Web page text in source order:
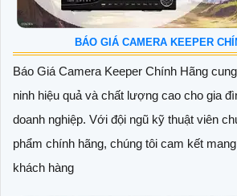
BÁO GIÁ CAMERA KEEPER
Báo Giá Camera Keeper Chính Hãng
ninh hiệu quả và chất lượng cao cho gia
doanh nghiệp. Với đội ngũ kỹ thuật viên
phẩm chính hãng, chúng tôi cam kết
khách hàng